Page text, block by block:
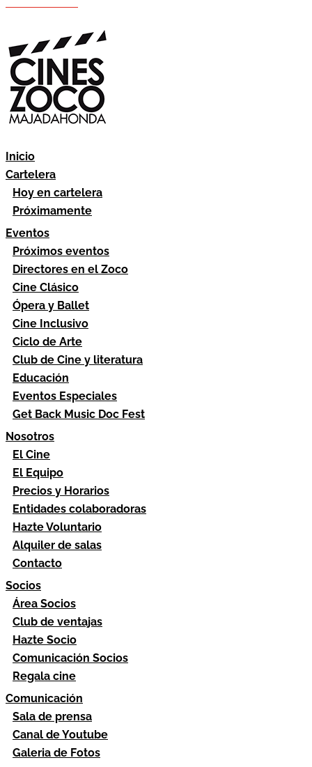
Inicio
Cartelera
Hoy en cartelera
Próximamente
Eventos
Próximos eventos
Directores en el Zoco
Cine Clásico
Ópera y Ballet
Cine Inclusivo
Ciclo de Arte
Club de Cine y literatura
Educación
Eventos Especiales
Get Back Music Doc Fest
Nosotros
El Cine
El Equipo
Precios y Horarios
Entidades colaboradoras
Hazte Voluntario
Alquiler de salas
Contacto
Socios
Área Socios
Club de ventajas
Hazte Socio
Comunicación Socios
Regala cine
Comunicación
Sala de prensa
Canal de Youtube
Galeria de Fotos